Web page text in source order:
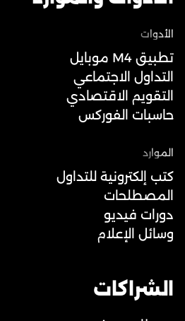
الأدوات
تطبيق M4 موبايل
التداول الاجتماعي
التقويم الاقتصادي
حاسبات الفوركس
الموارد
كتب إلكترونية للتداول
المصطلحات
دورات فيديو
وسائل الإعلام
الشراكات